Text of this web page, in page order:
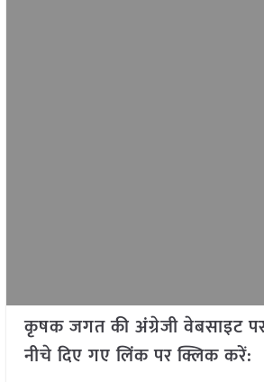
कृषक जगत की अंग्रेजी वेबसाइट
नीचे दिए गए लिंक पर क्लिक करें: